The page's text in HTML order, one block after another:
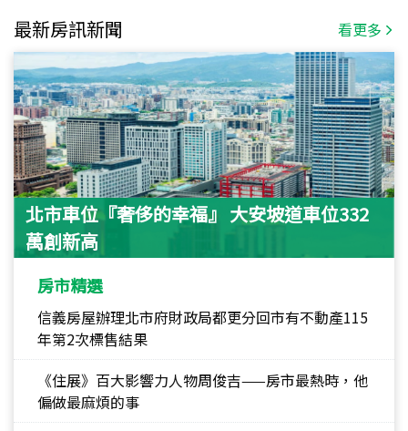
最新房訊新聞 看更多
北市車位『奢侈的幸福』 大安坡道車位332
萬創新高
房市精選
信義房屋辦理北市府財政局都更分回市有不動產115
年第2次標售結果
《住展》百大影響力人物周俊吉——房市最熱時，他
偏做最麻煩的事